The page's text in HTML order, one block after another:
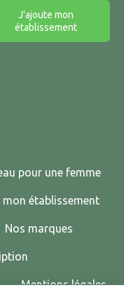
J'ajoute mon
établissement
pour une femme
établissement
Nos marques
Mentions légales